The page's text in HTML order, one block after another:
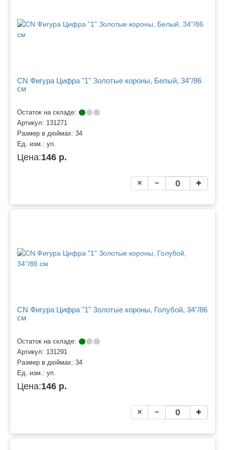
CN Фигура Цифра "1" Золотые короны, Белый, 34"/86
см
Остаток на складе:
Артикул: 131271
Размер в дюймах: 34
Ед. изм.: уп.
Цена:146 р.
CN Фигура Цифра "1" Золотые короны, Голубой, 34"/86
см
Остаток на складе:
Артикул: 131291
Размер в дюймах: 34
Ед. изм.: уп.
Цена:146 р.